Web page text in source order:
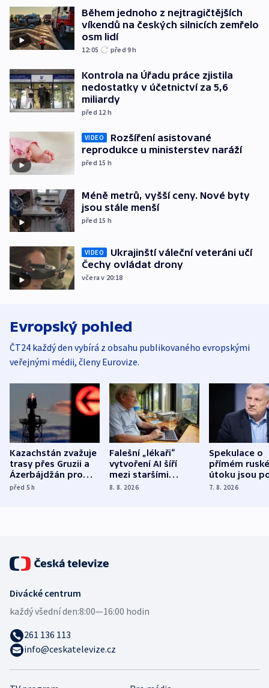
Během jednoho z nejtragičtějších
víkendů na českých silnicích zemřelo
osm lidí
12:05 před 9h
Kontrola na Úřadu práce zjistila
nedostatky v účetnictví za 5,6
miliardy
před 12 h
VIDEO
Rozšíření asistované
reprodukce u ministerstev naráží
před 15 h
Méně metrů, vyšší ceny. Nové byty
jsou stále menší
před 15 h
VIDEO
Ukrajinští váleční veteráni učí
Čechy ovládat drony
včera v 20:18
Evropský pohled
ČT24 každý den vybírá z obsahu publikovaného evropskými
veřejnými médii, členy Eurovize.
Kazachstán zvažuje
trasy přes Gruzii a
Ázerbájdžán pro
vývoz ropy do
před 5h
Falešní „lékaři“
vytvoření AI šíří
mezi staršími
Poláky nebezpečné
8. 8. 2026
Spekulace o
přímém
útoku jsou
míní
7. 8. 2026
Divácké centrum
každý všední den:8:00—16:00 hodin
261 136 113
info@ceskatelevize.cz